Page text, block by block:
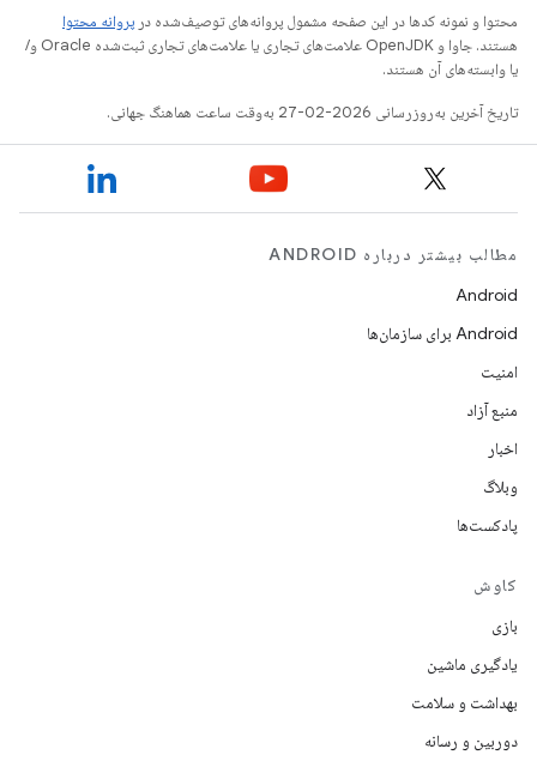
محتوا و نمونه کدها در این صفحه مشمول پروانه‌های توصیف‌شده در پروانه محتوا
هستند. جاوا و OpenJDK علامت‌های تجاری یا علامت‌های تجاری ثبت‌شده Oracle و/
یا وابسته‌های آن هستند.
تاریخ آخرین به‌روزرسانی 2026-02-27 به‌وقت ساعت هماهنگ جهانی.
مطالب بیشتر درباره ANDROID
Android
Android برای سازمان‌ها
امنیت
منبع آزاد
اخبار
وبلاگ
پادکست‌ها
کاوش
بازی
یادگیری ماشین
بهداشت و سلامت
دوربین و رسانه